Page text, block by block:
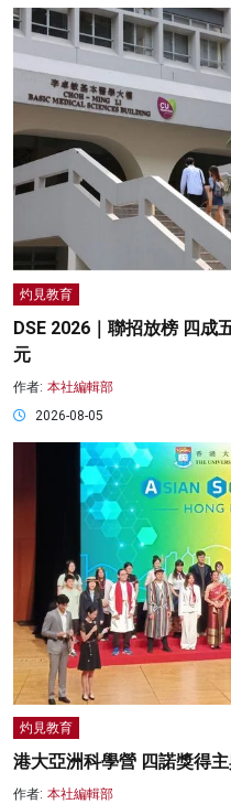
灼見教育
DSE 2026｜聯招放榜 四成
元
作者: 本社編輯部
2026-08-05
灼見教育
港大亞洲科學營 四諾獎得
作者: 本社編輯部